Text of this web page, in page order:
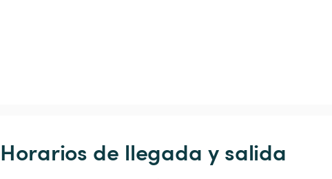
Horarios de llegada y salida